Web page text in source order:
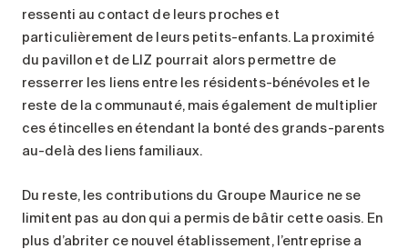
ressenti au contact de leurs proches et
particulièrement de leurs petits-enfants. La proximité
du pavillon et de LIZ pourrait alors permettre de
resserrer les liens entre les résidents-bénévoles et le
reste de la communauté, mais également de multiplier
ces étincelles en étendant la bonté des grands-parents
au-delà des liens familiaux.
Du reste, les contributions du Groupe Maurice ne se
limitent pas au don qui a permis de bâtir cette oasis. En
plus d’abriter ce nouvel établissement, l’entreprise a